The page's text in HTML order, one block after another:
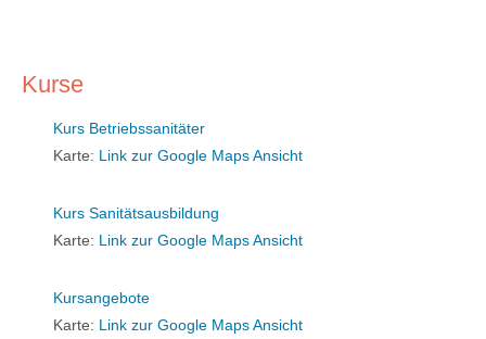
Kurse
Kurs Betriebssanitäter
Karte: Link zur Google Maps Ansicht
Kurs Sanitätsausbildung
Karte: Link zur Google Maps Ansicht
Kursangebote
Karte: Link zur Google Maps Ansicht